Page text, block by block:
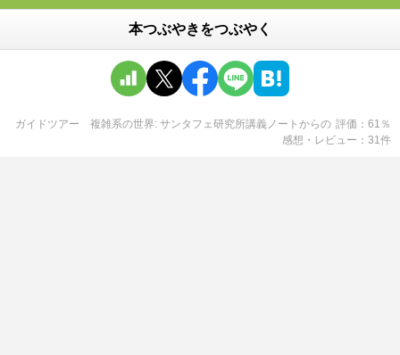
本つぶやきをつぶやく
ガイドツアー 複雑系の世界: サンタフェ研究所講義ノートからの 評価 61 ％
感想・レビュー
31件